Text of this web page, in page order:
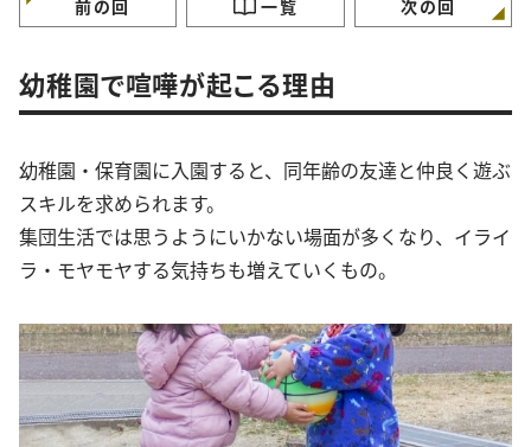
前の回 一覧 次の回
幼稚園で喧嘩が起こる理由
幼稚園・保育園に入園すると、同年齢の友達と仲良く遊ぶ
スキルを求められます。
集団生活では思うようにいかない場面が多くなり、イライ
ラ・モヤモヤする気持ちも増えていくもの。